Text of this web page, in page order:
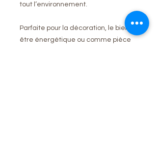
tout l’environnement.
Parfaite pour la décoration, le bien-
être énergétique ou comme pièce